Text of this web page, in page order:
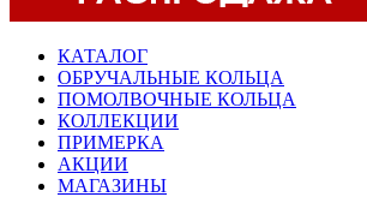
КАТАЛОГ
ОБРУЧАЛЬНЫЕ КОЛЬЦА
ПОМОЛВОЧНЫЕ КОЛЬЦА
КОЛЛЕКЦИИ
ПРИМЕРКА
АКЦИИ
МАГАЗИНЫ